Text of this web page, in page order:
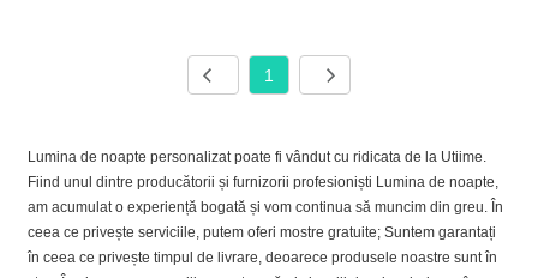
1
Lumina de noapte personalizat poate fi vândut cu ridicata de la Utiime.
Fiind unul dintre producătorii și furnizorii profesioniști Lumina de noapte,
am acumulat o experiență bogată și vom continua să muncim din greu. În
ceea ce privește serviciile, putem oferi mostre gratuite; Suntem garantați
în ceea ce privește timpul de livrare, deoarece produsele noastre sunt în